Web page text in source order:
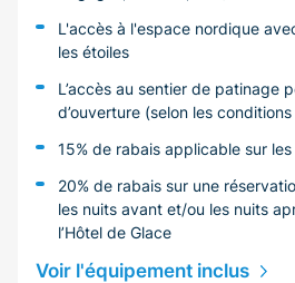
L'accès à l'espace nordique
les étoiles
L’accès au sentier de patinage
d’ouverture (selon les
15% de rabais applicable sur les
20% de rabais sur une
les nuits avant et/ou les nuits
l’Hôtel de Glace
Voir l'équipement inclus